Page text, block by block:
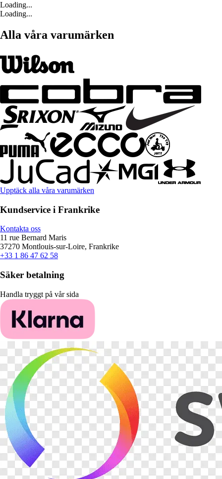
Loading...
Loading...
Alla våra varumärken
Upptäck alla våra varumärken
Kundservice i Frankrike
Kontakta oss
11 rue Bernard Maris
37270 Montlouis-sur-Loire, Frankrike
+33 1 86 47 62 58
Säker betalning
Handla tryggt på vår sida